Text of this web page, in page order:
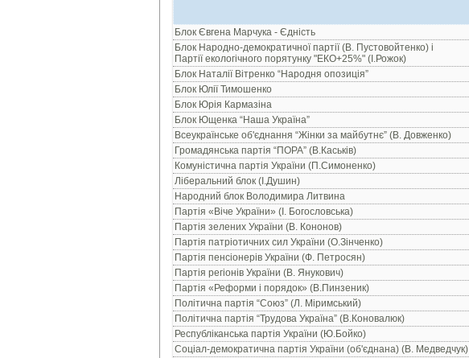
Блок Євгена Марчука - Єдність
Блок Народно-демократичної партії (В. Пустовойтенко) і
Партії екологічного порятунку "ЕКО+25%" (І.Рожок)
Блок Наталії Вітренко “Народня опозиція”
Блок Юлії Тимошенко
Блок Юрія Кармазіна
Блок Ющенка “Наша Україна”
Всеукраїнське об'єднання “Жінки за майбутнє” (В. Довженко)
Громадянська партія “ПОРА” (В.Каськів)
Комуністична партія України (П.Симоненко)
Ліберальний блок (І.Душин)
Народний блок Володимира Литвина
Партія «Віче України» (І. Богословська)
Партія зелених України (В. Кононов)
Партія патріотичних сил України (О.Зінченко)
Партія пенсіонерів України (Ф. Петросян)
Партія регіонів України (В. Янукович)
Партія «Реформи і порядок» (В.Пинзеник)
Політична партія “Союз” (Л. Міримський)
Політична партія “Трудова Україна” (В.Коновалюк)
Республіканська партія України (Ю.Бойко)
Соціал-демократична партія України (об'єднана) (В. Медведчук)